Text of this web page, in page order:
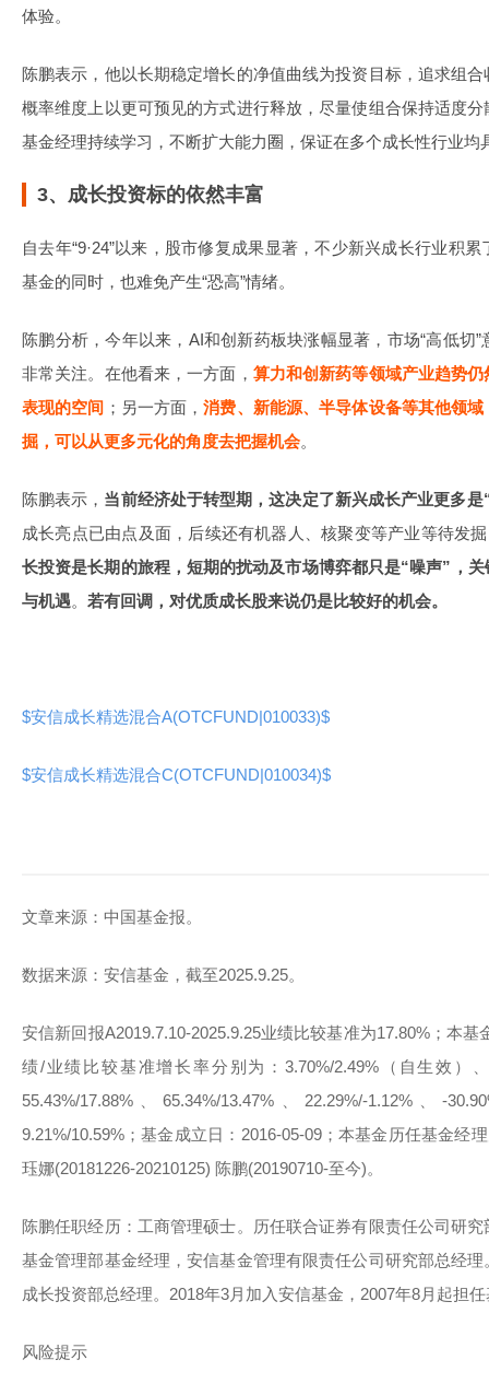
体验。
陈鹏表示，他以长期稳定增长的净值曲线为投资目标，追求组
概率维度上以更可预见的方式进行释放，尽量使组合保持适度
基金经理持续学习，不断扩大能力圈，保证在多个成长性行业均
3、成长投资标的依然丰富
自去年“9·24”以来，股市修复成果显著，不少新兴成长行业积
基金的同时，也难免产生“恐高”情绪。
陈鹏分析，今年以来，AI和创新药板块涨幅显著，市场“高低切
非常关注。在他看来，一方面， 算力和创新药等领域产业趋势
表现的空间 ；另一方面，消费、新能源、半导体设备等其他领
掘，可以从更多元化的角度去把握机会。
陈鹏表示， 当前经济处于转型期，这决定了新兴成长产业更多是
成长亮点已由点及面，后续还有机器人、核聚变等产业等待发
长投资是长期的旅程，短期的扰动及市场博弈都只是“噪声”，
与机遇。 若有回调，对优质成长股来说仍是比较好的机会。
$安信成长精选混合A(OTCFUND|010033)$
$安信成长精选混合C(OTCFUND|010034)$
文章来源：中国基金报。
数据来源：安信基金，截至2025.9.25。
安信新回报A2019.7.10-2025.9.25业绩比较基准为17.80%；本
绩/业绩比较基准增长率分别为：3.70%/2.49%（自生效）、
55.43%/17.88%、65.34%/13.47%、22.29%/-1.12%、-
9.21%/10.59%；基金成立日：2016-05-09；本基金历任基金经
珏娜(20181226-20210125) 陈鹏(20190710-至今)。
陈鹏任职经历：工商管理硕士。历任联合证券有限责任公司研
基金管理部基金经理，安信基金管理有限责任公司研究部总经
成长投资部总经理。2018年3月加入安信基金，2007年8月起担
风险提示